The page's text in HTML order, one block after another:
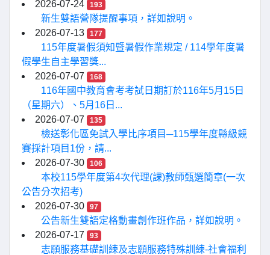
2026-07-24 193
新生雙語營隊提醒事項，詳如說明。
2026-07-13
177
115年度暑假須知暨暑假作業規定 / 114學年度暑
假學生自主學習獎...
2026-07-07
168
116年國中教育會考考試日期訂於116年5月15日
（星期六）、5月16日...
2026-07-07
135
檢送彰化區免試入學比序項目─115學年度縣級競
賽採計項目1份，請...
2026-07-30
106
本校115學年度第4次代理(課)教師甄選簡章(一次
公告分次招考)
2026-07-30
97
公告新生雙語定格動畫創作班作品，詳如說明。
2026-07-17
93
志願服務基礎訓練及志願服務特殊訓練-社會福利